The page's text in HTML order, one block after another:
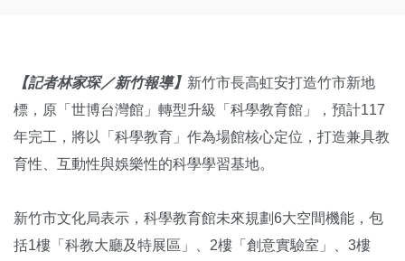
【記者林家琛／新竹報導】 新竹市長高虹安打造竹市新地
標，原「世博台灣館」轉型升級「科學教育館」，預計117
年完工，將以「科學教育」作為場館核心定位，打造兼具教
育性、互動性與娛樂性的科學學習基地。
新竹市文化局表示，科學教育館未來規劃6大空間機能，包
括1樓「科教大廳及特展區」、2樓「創意實驗室」、3樓